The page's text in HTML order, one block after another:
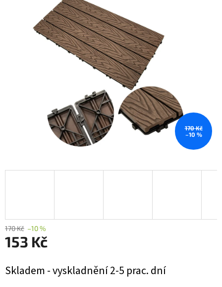
170 Kč
–10 %
170 Kč –10 %
153 Kč
cena:
Skladem - vyskladnění 2-5 prac. dní